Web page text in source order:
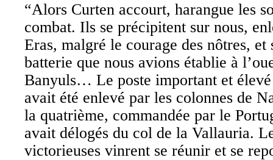
“Alors Curten accourt, harangue les
combat. Ils se précipitent sur nous,
Eras, malgré le courage des nôtres, et
batterie que nous avions établie à
Banyuls… Le poste important et
avait été enlevé par les colonnes de
la quatrième, commandée par le
avait délogés du col de la Vallauria.
victorieuses vinrent se réunir et se